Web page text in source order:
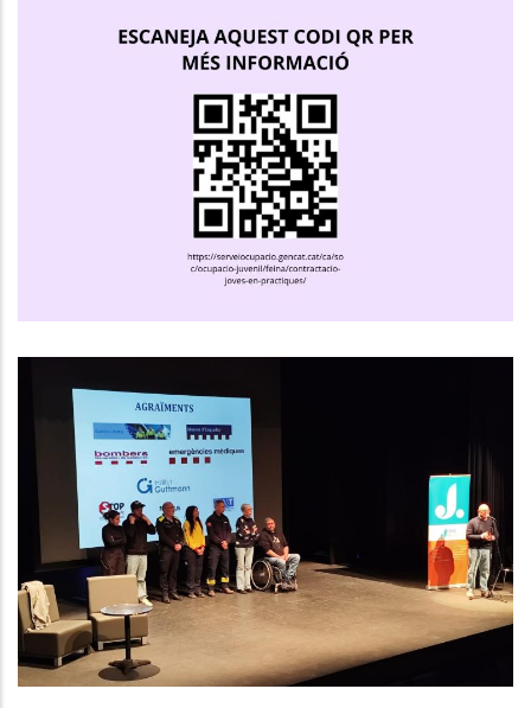
Joventut
Ocupació
Penedès Impulsa Una Nova Edició
Del Programa “Canvi De Marxa”
Per Sensibilitzar Els Joves Sobre
La Seguretat Viària
Altres